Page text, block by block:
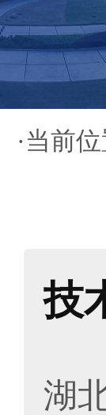
·当前
技
湖